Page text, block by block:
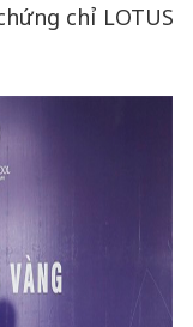
chỉ LOTUS